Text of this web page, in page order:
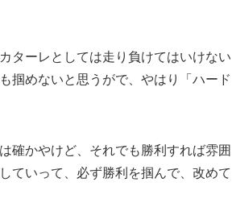
ターレとしては走り負けてはいけない
掴めないと思うがで、やはり「ハード
確かやけど、それでも勝利すれば雰囲
ていって、必ず勝利を掴んで、改めて